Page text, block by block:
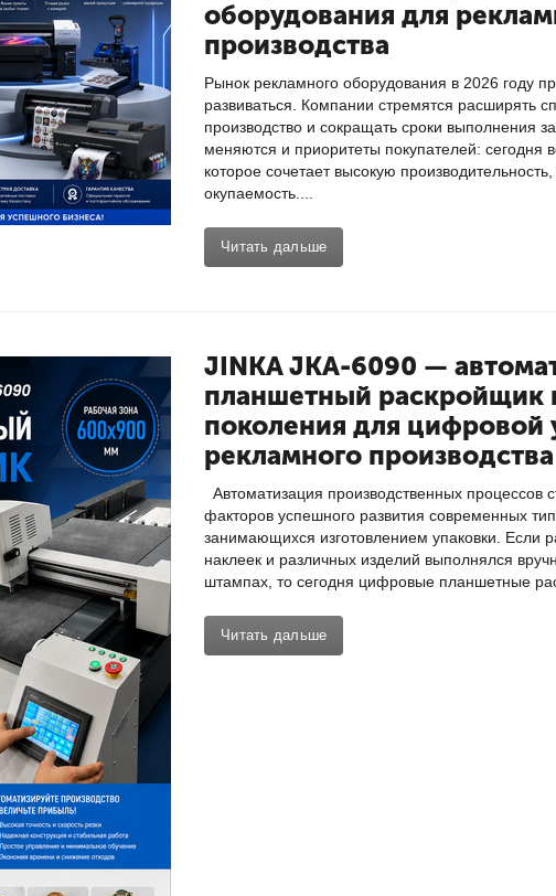
оборудования для
производства
Рынок рекламного оборудования в 2026 году
развиваться. Компании стремятся расширять
производство и сокращать сроки выполнения
меняются и приоритеты покупателей: сегодня
которое сочетает высокую
окупаемость....
Читать дальше
JINKA JKA-6090 —
планшетный раскройщик
поколения для цифровой
рекламного производства
Автоматизация производственных процессов
факторов успешного развития современных
занимающихся изготовлением упаковки. Если
наклеек и различных изделий выполнялся
штампах, то сегодня цифровые планшетные
Читать дальше